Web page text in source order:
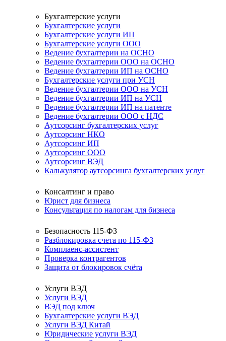
Бухгалтерские услуги
Бухгалтерские услуги
Бухгалтерские услуги ИП
Бухгалтерские услуги ООО
Ведение бухгалтерии на ОСНО
Ведение бухгалтерии ООО на ОСНО
Ведение бухгалтерии ИП на ОСНО
Бухгалтерские услуги при УСН
Ведение бухгалтерии ООО на УСН
Ведение бухгалтерии ИП на УСН
Ведение бухгалтерии ИП на патенте
Ведение бухгалтерии ООО с НДС
Аутсорсинг бухгалтерских услуг
Аутсорсинг НКО
Аутсорсинг ИП
Аутсорсинг ООО
Аутсорсинг ВЭД
Калькулятор аутсорсинга бухгалтерских услуг
Консалтинг и право
Юрист для бизнеса
Консультация по налогам для бизнеса
Безопасность 115-ФЗ
Разблокировка счета по 115-ФЗ
Комплаенс-ассистент
Проверка контрагентов
Защита от блокировок счёта
Услуги ВЭД
Услуги ВЭД
ВЭД под ключ
Бухгалтерские услуги ВЭД
Услуги ВЭД Китай
Юридические услуги ВЭД